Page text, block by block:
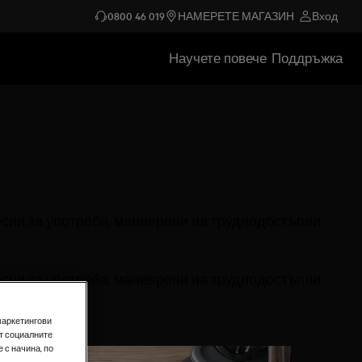
0800 46 019 НАМЕРЕТЕ МАГАЗИН Вход
Научете повече Поддръжка
за употреба, маневрени на труднодостъпни
социалните
с начина, по